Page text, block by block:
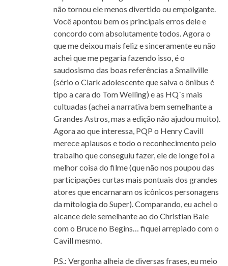
não tornou ele menos divertido ou empolgante.
Você apontou bem os principais erros dele e
concordo com absolutamente todos. Agora o
que me deixou mais feliz e sinceramente eu não
achei que me pegaria fazendo isso, é o
saudosismo das boas referências a Smallville
(sério o Clark adolescente que salva o ônibus é
tipo a cara do Tom Welling) e as HQ´s mais
cultuadas (achei a narrativa bem semelhante a
Grandes Astros, mas a edição não ajudou muito).
Agora ao que interessa, PQP o Henry Cavill
merece aplausos e todo o reconhecimento pelo
trabalho que conseguiu fazer, ele de longe foi a
melhor coisa do filme (que não nos poupou das
participações curtas mais pontuais dos grandes
atores que encarnaram os icônicos personagens
da mitologia do Super). Comparando, eu achei o
alcance dele semelhante ao do Christian Bale
com o Bruce no Begins… fiquei arrepiado com o
Cavill mesmo.
P.S.: Vergonha alheia de diversas frases, eu meio